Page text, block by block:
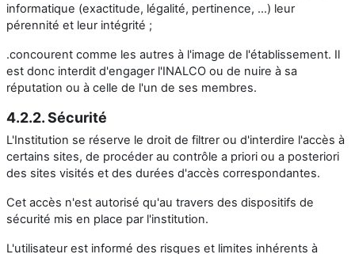
informatique (exactitude, légalité, pertinence, ...) leur
pérennité et leur intégrité ;
.concourent comme les autres à l'image de l'établissement. Il
est donc interdit d'engager l'INALCO ou de nuire à sa
réputation ou à celle de l'un de ses membres.
4.2.2. Sécurité
L'Institution se réserve le droit de filtrer ou d'interdire l'accès à
certains sites, de procéder au contrôle a priori ou a posteriori
des sites visités et des durées d'accès correspondantes.
Cet accès n'est autorisé qu'au travers des dispositifs de
sécurité mis en place par l'institution.
L'utilisateur est informé des risques et limites inhérents à